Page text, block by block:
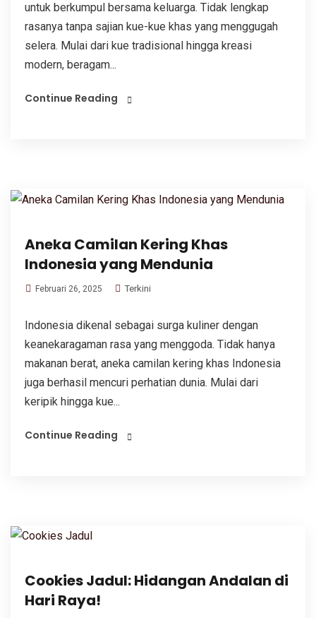
untuk berkumpul bersama keluarga. Tidak lengkap
rasanya tanpa sajian kue-kue khas yang menggugah
selera. Mulai dari kue tradisional hingga kreasi
modern, beragam...
Continue Reading
Aneka Camilan Kering Khas
Indonesia yang Mendunia
Februari 26, 2025 Terkini
Indonesia dikenal sebagai surga kuliner dengan
keanekaragaman rasa yang menggoda. Tidak hanya
makanan berat, aneka camilan kering khas Indonesia
juga berhasil mencuri perhatian dunia. Mulai dari
keripik hingga kue...
Continue Reading
Cookies Jadul: Hidangan Andalan di
Hari Raya!